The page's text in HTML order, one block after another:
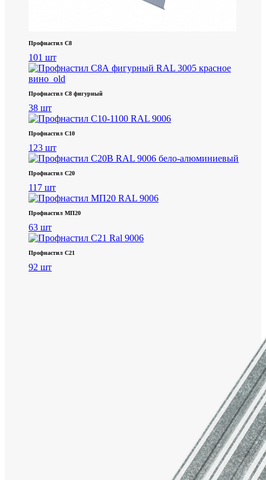
Профнастил С8
101 шт
Профнастил С8 фигурный
38 шт
Профнастил С10
123 шт
Профнастил С20
117 шт
Профнастил МП20
63 шт
Профнастил С21
92 шт